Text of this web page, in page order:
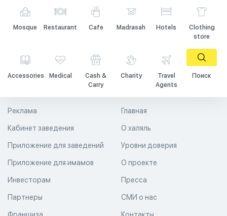
Mosque Restaurant Cafe Madrasah Hotels
Clothing
store
Accessories Medical
Cash &
Carry
Charity
Travel
Agents
Поиск
Главная
О халяль
Уровни доверия
Реклама
Кабинет заведения
Приложение для заведений
Приложение для имамов О проекте
Пресса
СМИ о нас
Контакты
Инвесторам
Партнеры
Франшиза